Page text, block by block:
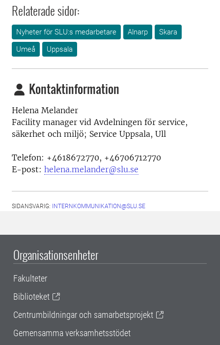
Relaterade sidor:
Nyheter för SLU:s medarbetare Alnarp
Skara
Umeå
Uppsala
Kontaktinformation
Helena Melander
Facility manager vid Avdelningen för service,
säkerhet och miljö; Service Uppsala, Ull
Telefon: +4618672770, +46706712770
E-post: helena.melander@slu.se
SIDANSVARIG: INTERNKOMMUNIKATION@SLU.SE
Organisationsenheter
Fakulteter
Biblioteket
Centrumbildningar och samarbetsprojekt
Gemensamma verksamhetsstödet